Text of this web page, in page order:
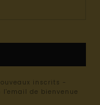
inscrits -
de bienvenue